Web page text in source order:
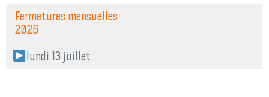
Fermetures mensuelles
2026
lundi 13 juillet